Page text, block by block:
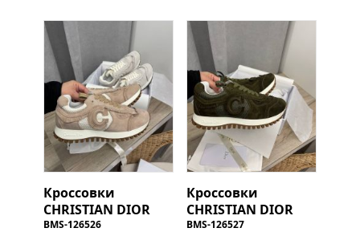
Кроссовки
CHRISTIAN DIOR
BMS-126526
Кроссовки
CHRISTIAN DIOR
BMS-126527